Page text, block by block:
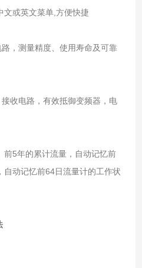
或英文菜单,方便快捷
，测量精度、使用寿命及可靠
收电路，有效抵御变频器，电
5年的累计流量，自动记忆前
动记忆前64日流量计的工作状